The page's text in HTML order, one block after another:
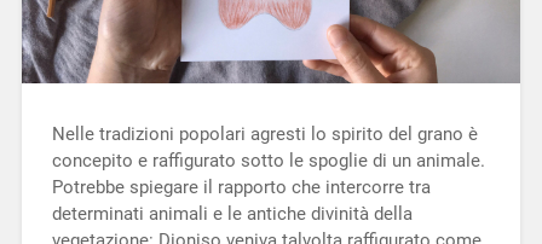
Nelle tradizioni popolari agresti lo spirito del grano è
concepito e raffigurato sotto le spoglie di un animale.
Potrebbe spiegare il rapporto che intercorre tra
determinati animali e le antiche divinità della